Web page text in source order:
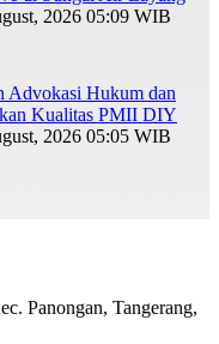
2026 05:09 WIB
Advokasi Hukum dan
Kualitas PMII DIY
2026 05:05 WIB
Panongan, Tangerang,